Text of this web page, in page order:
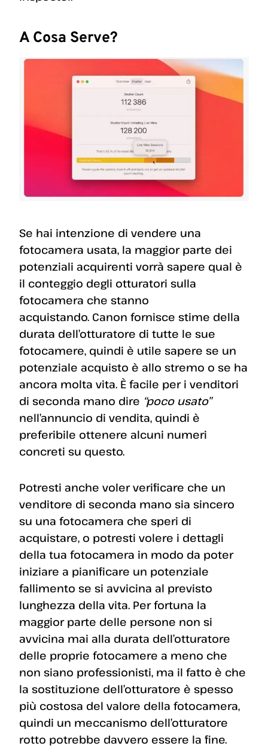
A Cosa Serve?
Se hai intenzione di vendere una
fotocamera usata, la maggior parte dei
potenziali acquirenti vorrà sapere qual è
il conteggio degli otturatori sulla
fotocamera che stanno
acquistando. Canon fornisce stime della
durata dell’otturatore di tutte le sue
fotocamere, quindi è utile sapere se un
potenziale acquisto è allo stremo o se ha
ancora molta vita. È facile per i venditori
di seconda mano dire “poco usato”
nell’annuncio di vendita, quindi è
preferibile ottenere alcuni numeri
concreti su questo.
Potresti anche voler verificare che un
venditore di seconda mano sia sincero
su una fotocamera che speri di
acquistare, o potresti volere i dettagli
della tua fotocamera in modo da poter
iniziare a pianificare un potenziale
fallimento se si avvicina al previsto
lunghezza della vita. Per fortuna la
maggior parte delle persone non si
avvicina mai alla durata dell’otturatore
delle proprie fotocamere a meno che
non siano professionisti, ma il fatto è che
la sostituzione dell’otturatore è spesso
più costosa del valore della fotocamera,
quindi un meccanismo dell’otturatore
rotto potrebbe davvero essere la fine.